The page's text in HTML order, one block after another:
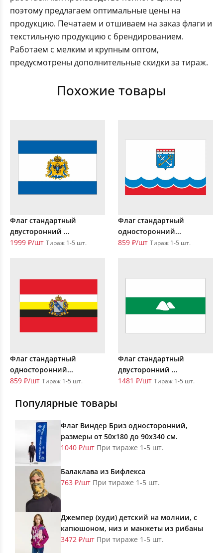
поэтому предлагаем оптимальные цены на
продукцию. Печатаем и отшиваем на заказ флаги и
текстильную продукцию с брендированием.
Работаем с мелким и крупным оптом,
предусмотрены дополнительные скидки за тираж.
Похожие товары
Флаг стандартный
двусторонний ...
1999 ₽/шт Тираж 1-5 шт.
Флаг стандартный
односторонний...
859 ₽/шт Тираж 1-5 шт.
Флаг стандартный
односторонний...
859 ₽/шт Тираж 1-5 шт.
Флаг стандартный
двусторонний ...
1481 ₽/шт Тираж 1-5 шт.
Популярные товары
Флаг Виндер Бриз односторонний,
размеры от 50х180 до 90х340 см.
1040 ₽/шт При тираже 1-5 шт.
Балаклава из Бифлекса
763 ₽/шт При тираже 1-5 шт.
Джемпер (худи) детский на молнии, с
капюшоном, низ и манжеты из рибаны
3472 ₽/шт При тираже 1-5 шт.